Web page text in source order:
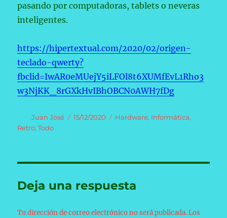
pasando por computadoras, tablets o neveras
inteligentes.
https://hipertextual.com/2020/02/origen-
teclado-qwerty?
fbclid=IwAR0eMUejY5iLFOl8t6XUMfEvL1Rho3
w3NjKK_8rGXkHvIBhOBCN0AWH7fDg
Autor
Juan José
Publicado
15/12/2020 Categorías
Hardware, Informática,
Retro,Todo
Deja una respuesta
Tu dirección de correo electrónico no será publicada. Los